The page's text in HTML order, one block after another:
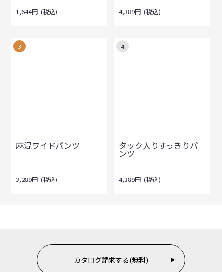
1,644円 (税込) 4,389円 (税込)
3
麻混ワイドパンツ
3,289円 (税込)
4
タック入りすっきりパ
ンツ
4,389円 (税込)
カタログ請求する(無料)